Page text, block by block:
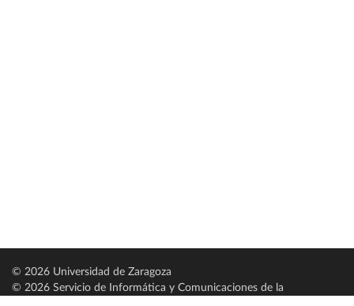
© 2026 Universidad de Zaragoza
© 2026 Servicio de Informática y Comunicaciones de la